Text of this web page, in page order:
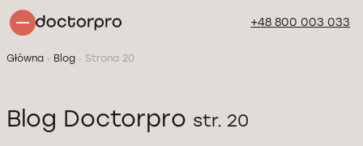
+48 800 003 033
Główna Blog Strona 20
Blog Doctorpro str. 20